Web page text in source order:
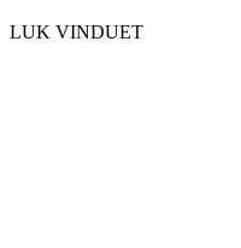
LUK VINDUET